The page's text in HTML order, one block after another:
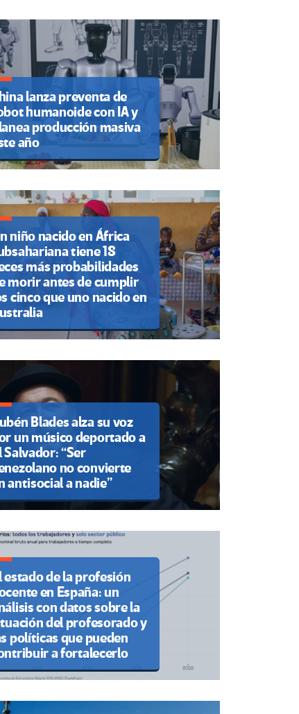
lanza preventa de
humanoide con IA y
producción masiva
año
niño nacido en África
tiene 18
más probabilidades
morir antes de cumplir
cinco que uno nacido en
Blades alza su voz
un músico deportado a
Salvador: “Ser
no convierte
antisocial a nadie”
estado de la profesión
en España: un
con datos sobre la
del profesorado y
políticas que pueden
a fortalecerlo